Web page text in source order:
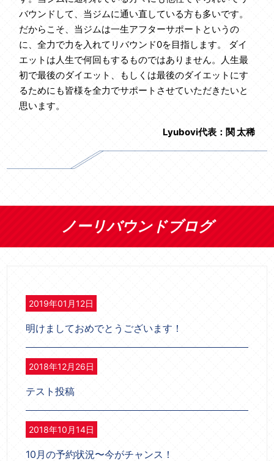
バウンドして、当ジムに通い直している方も多いです。
だからこそ、当ジムは一生アフターサポートというの
に、全力で力を入れてリバウンド0を目指します。 ダイ
エットは人生で何回もするものではありません。人生最
初で最後のダイエット、もしくは最後のダイエットにす
るためにも皆様を全力でサポートさせていただきたいと
思います。
Lyubovi代表：関 太稀
ノーリバウンドブログ
2019年01月12日
明けましておめでとうございます！
2018年12月26日
テスト投稿
2018年10月14日
10月の予約状況〜今がチャンス！